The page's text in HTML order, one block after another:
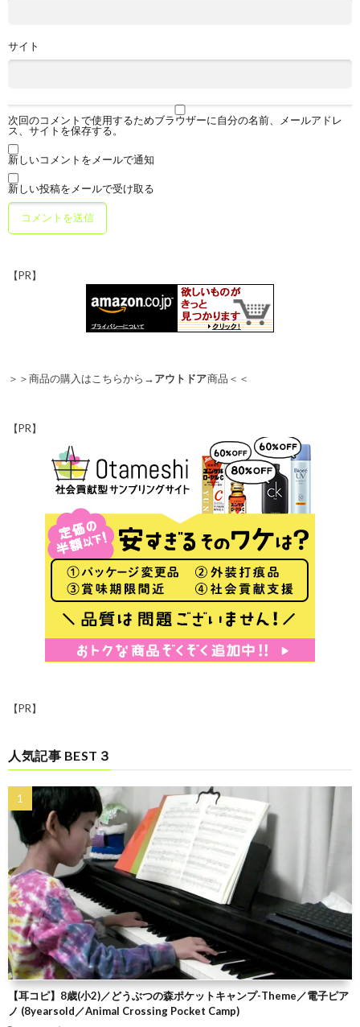
サイト
次回のコメントで使用するためブラウザーに自分の名前、メールアドレ
ス、サイトを保存する。
新しいコメントをメールで通知
新しい投稿をメールで受け取る
【PR】
＞＞商品の購入はこちらから→アウトドア商品＜＜
【PR】
【PR】
人気記事 BEST３
【耳コピ】8歳(小2)／どうぶつの森ポケットキャンプ-Theme／電子ピア
ノ (8yearsold／Animal Crossing Pocket Camp)